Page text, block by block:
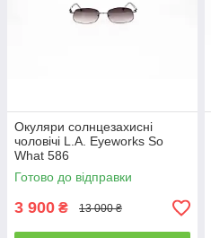
Окуляри солнцезахисні
чоловічі L.A. Eyeworks So
What 586
Готово до відправки
3 900 ₴ 13 000 ₴